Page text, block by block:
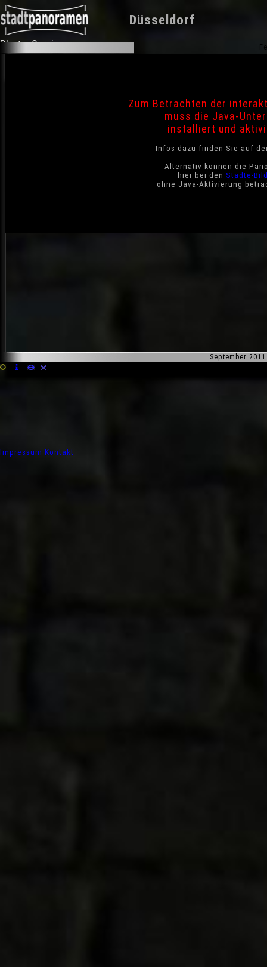
Düsseldorf
Photo-Service
Zum Betrachten der
muss die Java-
installiert und
Infos dazu finden Sie auf
Alternativ können die
hier bei den Städte-
ohne Java-Aktivierung
September 2011
Impressum Kontakt